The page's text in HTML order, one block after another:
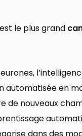
le plus grand
automatisée en
de nouveaux